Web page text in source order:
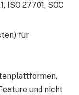
ISO 27701, SOC
für
und nicht